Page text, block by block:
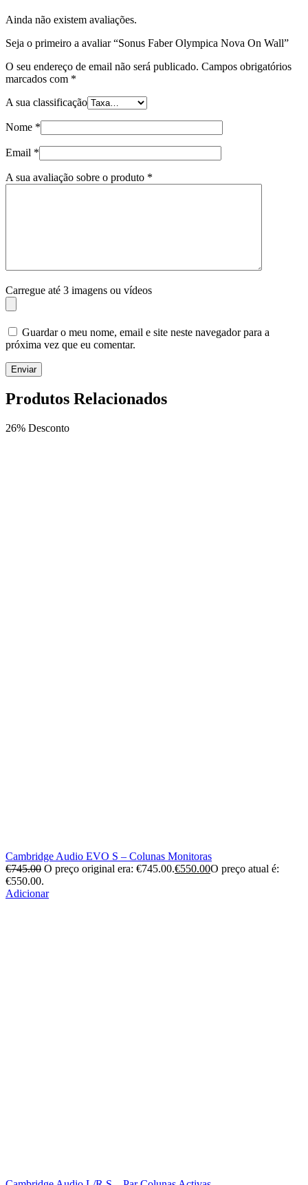
Ainda não existem avaliações.
Seja o primeiro a avaliar “Sonus Faber Olympica Nova On Wall”
O seu endereço de email não será publicado. Campos obrigatórios
marcados com *
A sua classificação
Nome *
Email *
A sua avaliação sobre o produto *
Carregue até 3 imagens ou vídeos
Guardar o meu nome, email e site neste navegador para a
próxima vez que eu comentar.
Enviar
Produtos Relacionados
26% Desconto
Cambridge Audio EVO S – Colunas Monitoras
€745.00 O preço original era: €745.00.€550.00O preço atual é:
€550.00.
Adicionar